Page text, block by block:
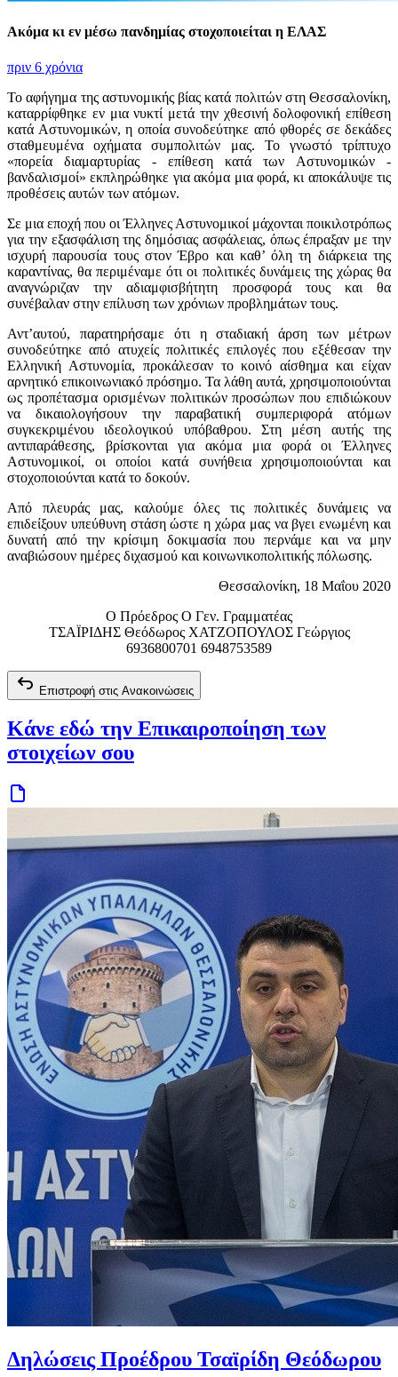
Ακόμα κι εν μέσω πανδημίας στοχοποιείται η ΕΛΑΣ
πριν 6 χρόνια
Το αφήγημα της αστυνομικής βίας κατά πολιτών στη Θεσσαλονίκη,
καταρρίφθηκε εν μια νυκτί μετά την χθεσινή δολοφονική επίθεση
κατά Αστυνομικών, η οποία συνοδεύτηκε από φθορές σε δεκάδες
σταθμευμένα οχήματα συμπολιτών μας. Το γνωστό τρίπτυχο
«πορεία διαμαρτυρίας - επίθεση κατά των Αστυνομικών -
βανδαλισμοί» εκπληρώθηκε για ακόμα μια φορά, κι αποκάλυψε τις
προθέσεις αυτών των ατόμων.
Σε μια εποχή που οι Έλληνες Αστυνομικοί μάχονται ποικιλοτρόπως
για την εξασφάλιση της δημόσιας ασφάλειας, όπως έπραξαν με την
ισχυρή παρουσία τους στον Έβρο και καθ’ όλη τη διάρκεια της
καραντίνας, θα περιμέναμε ότι οι πολιτικές δυνάμεις της χώρας θα
αναγνώριζαν την αδιαμφισβήτητη προσφορά τους και θα
συνέβαλαν στην επίλυση των χρόνιων προβλημάτων τους.
Αντ’αυτού, παρατηρήσαμε ότι η σταδιακή άρση των μέτρων
συνοδεύτηκε από ατυχείς πολιτικές επιλογές που εξέθεσαν την
Ελληνική Αστυνομία, προκάλεσαν το κοινό αίσθημα και είχαν
αρνητικό επικοινωνιακό πρόσημο. Τα λάθη αυτά, χρησιμοποιούνται
ως προπέτασμα ορισμένων πολιτικών προσώπων που επιδιώκουν
να δικαιολογήσουν την παραβατική συμπεριφορά ατόμων
συγκεκριμένου ιδεολογικού υπόβαθρου. Στη μέση αυτής της
αντιπαράθεσης, βρίσκονται για ακόμα μια φορά οι Έλληνες
Αστυνομικοί, οι οποίοι κατά συνήθεια χρησιμοποιούνται και
στοχοποιούνται κατά το δοκούν.
Από πλευράς μας, καλούμε όλες τις πολιτικές δυνάμεις να
επιδείξουν υπεύθυνη στάση ώστε η χώρα μας να βγει ενωμένη και
δυνατή από την κρίσιμη δοκιμασία που περνάμε και να μην
αναβιώσουν ημέρες διχασμού και κοινωνικοπολιτικής πόλωσης.
Θεσσαλονίκη, 18 Μαΐου 2020
Ο Πρόεδρος Ο Γεν. Γραμματέας
ΤΣΑΪΡΙΔΗΣ Θεόδωρος ΧΑΤΖΟΠΟΥΛΟΣ Γεώργιος
6936800701 6948753589
Επιστροφή στις Ανακοινώσεις
Κάνε εδώ την Επικαιροποίηση των
στοιχείων σου
Δηλώσεις Προέδρου Τσαϊρίδη Θεόδωρου